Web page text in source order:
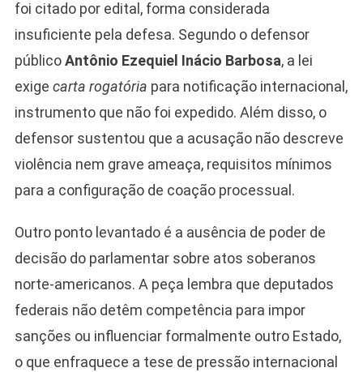
foi citado por edital, forma considerada
insuficiente pela defesa. Segundo o defensor
públicoAntônio Ezequiel Inácio Barbosa, a lei
exige carta rogatória para notificação internacional,
instrumento que não foi expedido. Além disso, o
defensor sustentou que a acusação não descreve
violência nem grave ameaça, requisitos mínimos
para a configuração de coação processual.
Outro ponto levantado é a ausência de poder de
decisão do parlamentar sobre atos soberanos
norte-americanos. A peça lembra que deputados
federais não detêm competência para impor
sanções ou influenciar formalmente outro Estado,
o que enfraquece a tese de pressão internacional
Camiseta Camisa
Bolsonaro Presidente
2026 Pátria Brasil 6 X
10,00 S/JUROS